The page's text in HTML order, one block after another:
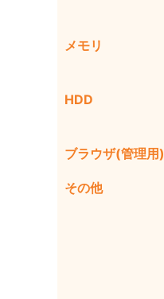
メモリ
HDD
ブラウザ(管理用)
その他